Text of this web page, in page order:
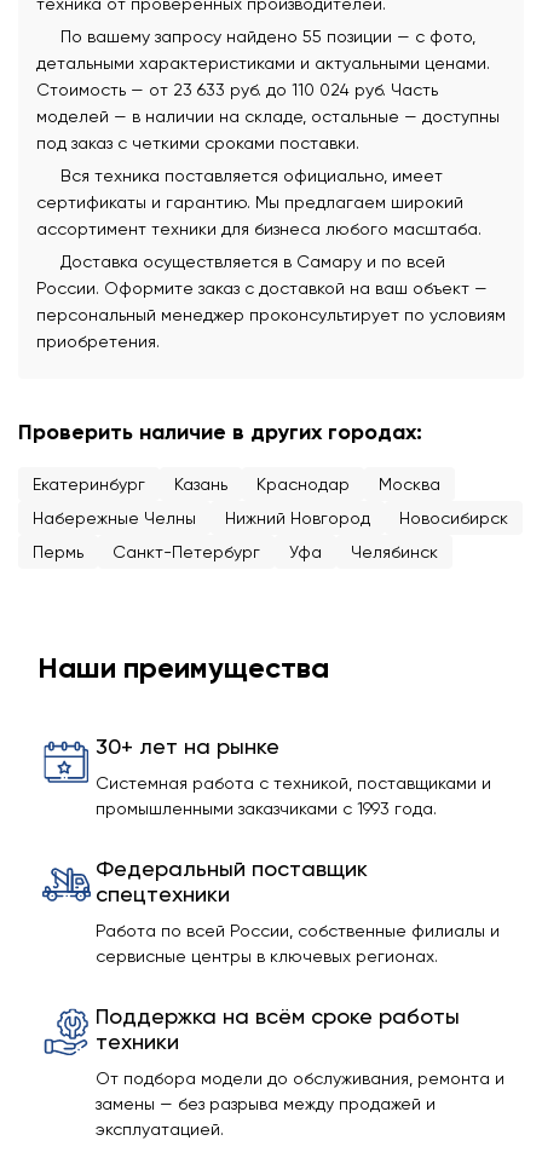
По вашему запросу найдено 55 позиции — с фото,
детальными характеристиками и актуальными ценами.
Стоимость — от 23 633 руб. до 110 024 руб. Часть
моделей — в наличии на складе, остальные — доступны
под заказ с четкими сроками поставки.
Вся техника поставляется официально, имеет
сертификаты и гарантию. Мы предлагаем широкий
ассортимент техники для бизнеса любого масштаба.
Доставка осуществляется в Самару и по всей
России. Оформите заказ с доставкой на ваш объект —
персональный менеджер проконсультирует по условиям
приобретения.
Проверить наличие в других городах:
Екатеринбург Казань Краснодар
Москва
Набережные Челны
Нижний Новгород
Новосибирск
Пермь
Санкт-Петербург Уфа Челябинск
Наши преимущества
30+ лет на рынке
Системная работа с техникой, поставщиками и
промышленными заказчиками с 1993 года.
Федеральный поставщик
спецтехники
Работа по всей России, собственные филиалы и
сервисные центры в ключевых регионах.
Поддержка на всём сроке работы
техники
От подбора модели до обслуживания, ремонта и
замены — без разрыва между продажей и
эксплуатацией.